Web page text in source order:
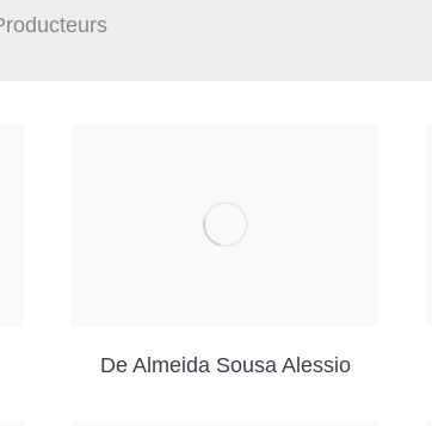
De Almeida Sousa Alessio